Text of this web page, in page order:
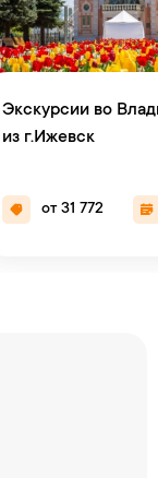
Экскурсии во
из г.Ижевск
от 31 772